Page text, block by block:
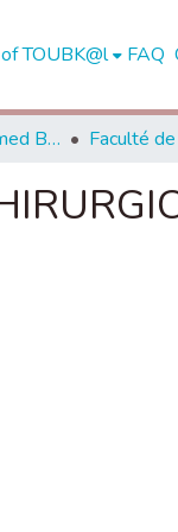
TOUBK@l FAQ
Université Sidi Mohamed Ben Abdellah de Fès